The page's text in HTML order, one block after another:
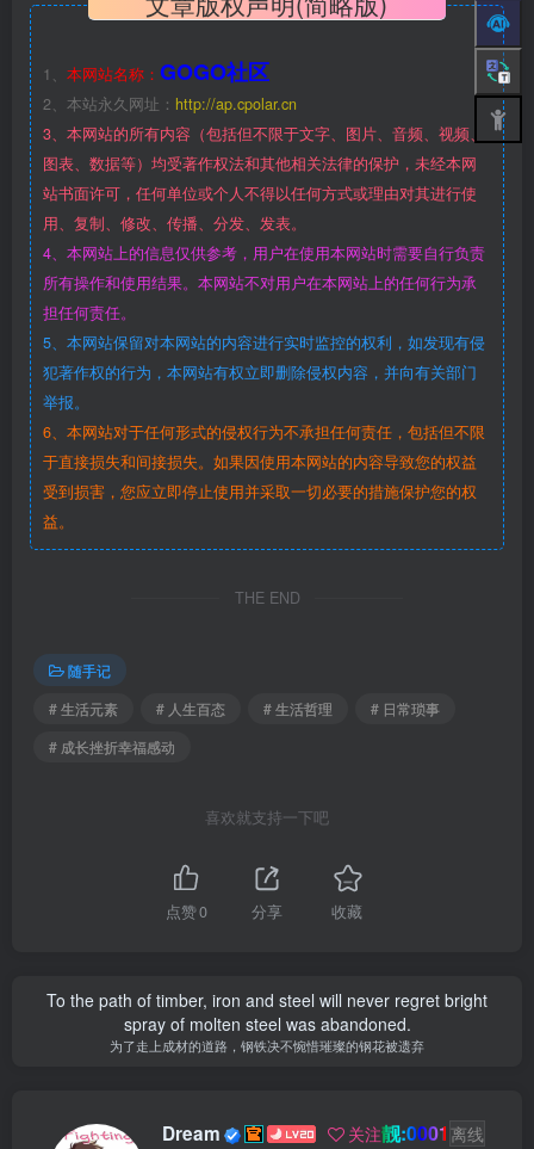
1、 本网站名称： GOGO社区
2、本站永久网址： http://ap.cpolar.cn
3、本网站的所有内容（包括但不限于文字、图片、音频、视频、
图表、数据等）均受著作权法和其他相关法律的保护，未经本网
站书面许可，任何单位或个人不得以任何方式或理由对其进行使
用、复制、修改、传播、分发、发表。
4、本网站上的信息仅供参考，用户在使用本网站时需要自行负责
所有操作和使用结果。本网站不对用户在本网站上的任何行为承
担任何责任。
5、本网站保留对本网站的内容进行实时监控的权利，如发现有侵
犯著作权的行为，本网站有权立即删除侵权内容，并向有关部门
举报。
6、本网站对于任何形式的侵权行为不承担任何责任，包括但不限
于直接损失和间接损失。如果因使用本网站的内容导致您的权益
受到损害，您应立即停止使用并采取一切必要的措施保护您的权
益。
THE END
随手记
# 生活元素
# 人生百态 # 生活哲理
# 日常琐事
# 成长挫折幸福感动
喜欢就支持一下吧
点赞0 分享 收藏
To the path of timber, iron and steel will never regret bright
spray of molten steel was abandoned.
为了走上成材的道路，钢铁决不惋惜璀璨的钢花被遗弃
Dream 关注靓:0001 离线